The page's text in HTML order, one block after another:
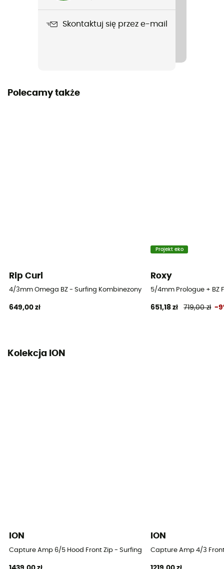
Materiały
Dekolt
Obroża okrągła / Obroża stojąca
Szycie
Skontaktuj się przez e-mail
Polecamy także
Rip Curl
4/3mm Omega BZ - Surfing Kombinezony dziecięcy
649,00 zł
Projekt eko
Roxy
5/4mm Prologue + BZ
651,18 zł 719,00 zł -
Kolekcja ION
ION
Capture Amp 6/5 Hood Front Zip - Surfing Kombinezony dziecięcy
ION
Capture Amp 4/3